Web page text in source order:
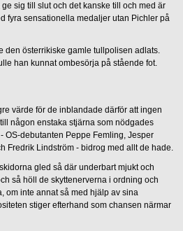
sig till slut och det kanske till och med är
fyra sensationella medaljer utan Pichler på
den österrikiske gamle tullpolisen adlats.
han kunnat ombesörja på stående fot.
värde för de inblandade därför att ingen
någon enstaka stjärna som nödgades
OS-debutanten Peppe Femling, Jesper
Fredrik Lindström - bidrog med allt de hade.
gled så där underbart mjukt och
så höll de skyttenerverna i ordning och
om inte annat så med hjälp av sina
stiger efterhand som chansen närmar